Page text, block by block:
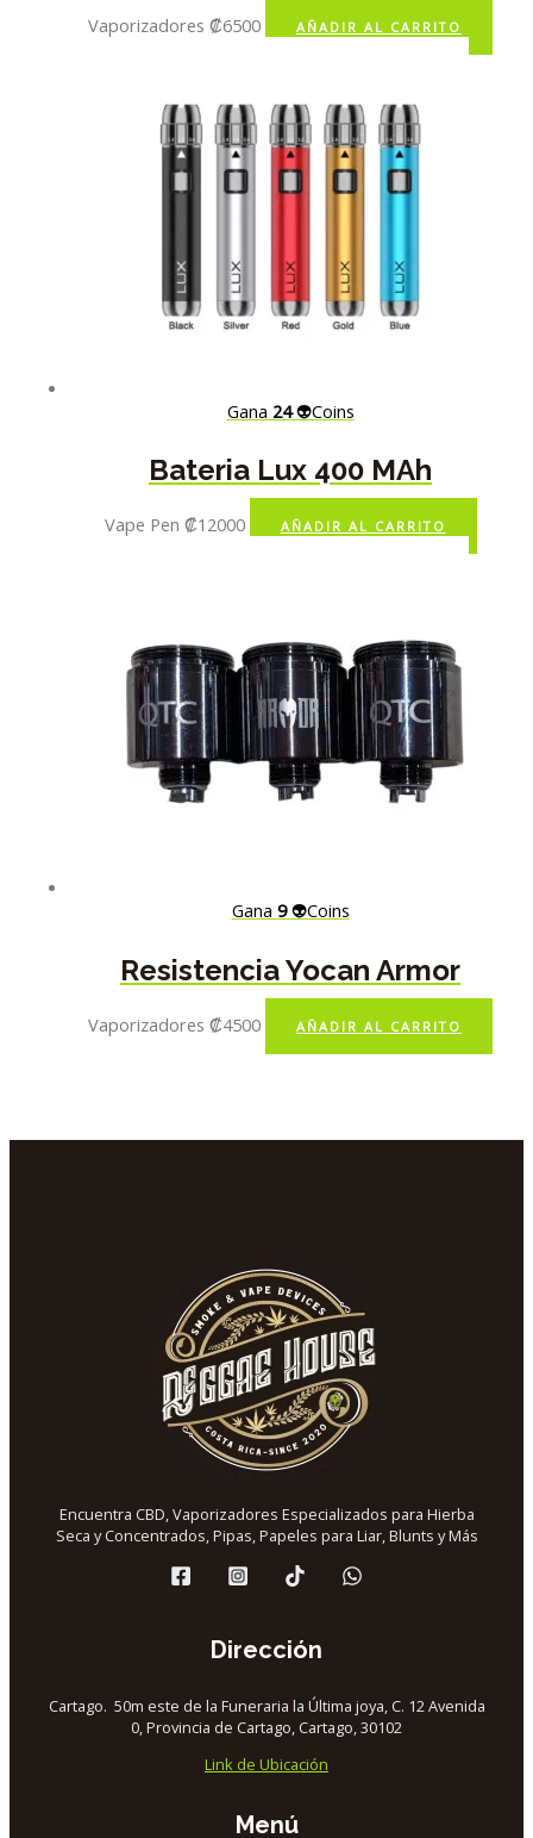
Vaporizadores ₡6500 AÑADIR AL CARRITO
Gana 24👽Coins
Bateria Lux 400 MAh
Vape Pen ₡12000 AÑADIR AL CARRITO
Gana 9👽Coins
Resistencia Yocan Armor
Vaporizadores ₡4500 AÑADIR AL CARRITO
Encuentra CBD, Vaporizadores Especializados para Hierba
Seca y Concentrados, Pipas, Papeles para Liar, Blunts y Más
Dirección
Cartago. 50m este de la Funeraria la Última joya, C. 12 Avenida
0, Provincia de Cartago, Cartago, 30102
Link de Ubicación
Menú